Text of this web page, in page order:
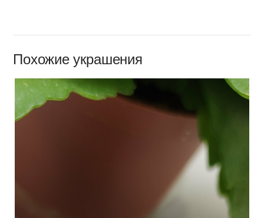
Похожие украшения